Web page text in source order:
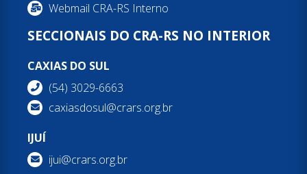
Webmail CRA-RS Interno
SECCIONAIS DO CRA-RS NO INTERIOR
CAXIAS DO SUL
(54) 3029-6663
caxiasdosul@crars.org.br
IJUÍ
ijui@crars.org.br